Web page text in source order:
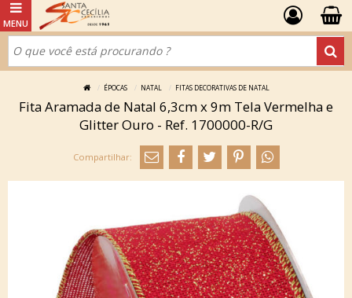
ÉPOCAS NATAL FITAS DECORATIVAS DE NATAL
Fita Aramada de Natal 6,3cm x 9m Tela Vermelha e
Glitter Ouro - Ref. 1700000-R/G